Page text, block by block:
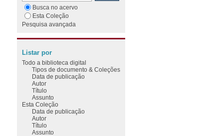
Busca no acervo
Esta Coleção
Pesquisa avançada
Listar por
Todo a biblioteca digital
Tipos de documento & Coleções
Data de publicação
Autor
Título
Assunto
Esta Coleção
Data de publicação
Autor
Título
Assunto